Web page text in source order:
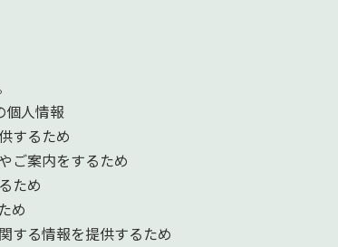
個人情報
するため
ご案内をするため
ため
め
する情報を提供するため